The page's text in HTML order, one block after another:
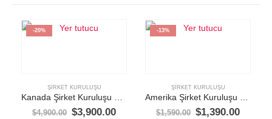
-20%
ŞIRKET KURULUŞU
$4,900.00 $3,900.00
-13%
ŞIRKET KURULUŞU
$1,590.00 $1,390.00